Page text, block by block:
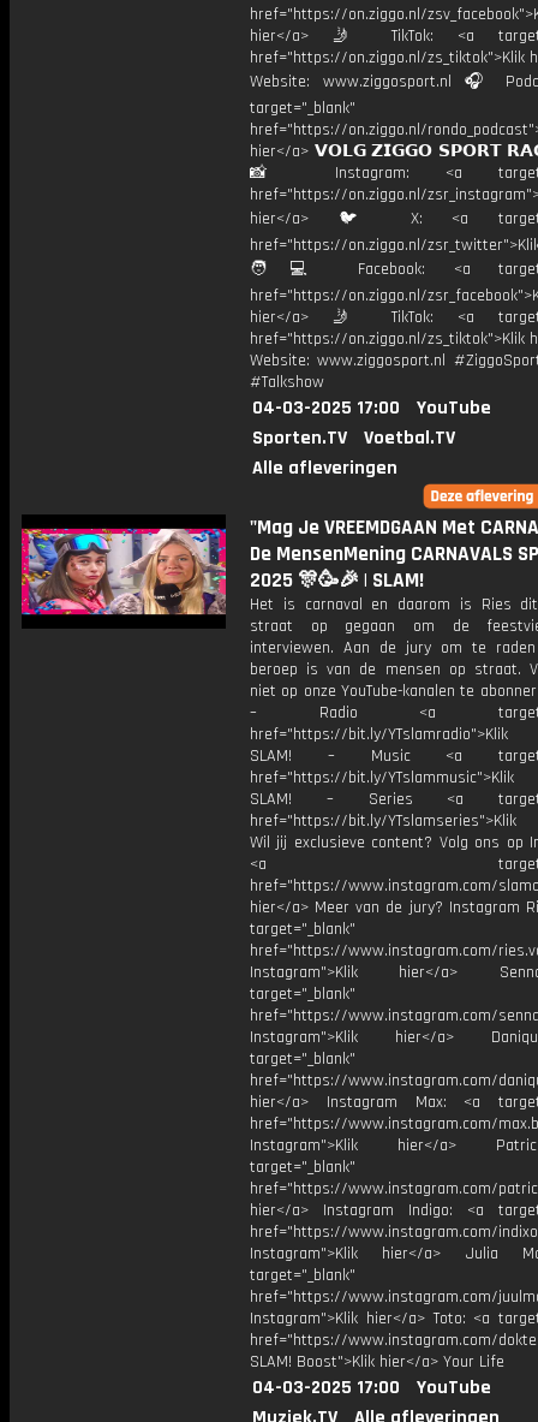
href="https://on.ziggo.nl/
hier</a> 🤳 TikTok: <a
href="https://on.ziggo.nl/zs_tiktok">Klik
Website: www.ziggosport.nl 🎧
target="_blank"
href="https://on.ziggo.nl/
hier</a> 𝗩𝗢𝗟𝗚 𝗭𝗜𝗚𝗚𝗢 𝗦𝗣𝗢𝗥𝗧
📸 Instagram: <a
href="https://on.ziggo.nl/
hier</a> 🐦 X: <a
href="https://on.ziggo.nl/
🧑💻 Facebook: <a
href="https://on.ziggo.nl/
hier</a> 🤳 TikTok: <a
href="https://on.ziggo.nl/zs_tiktok">Klik
Website: www.ziggosport.nl
#Talkshow
04-03-2025 17:00
YouTube
Sporten.TV
Voetbal.TV
Alle afleveringen
"Mag Je VREEMDGAAN Met
De MensenMening CARNAVALS
2025 🎊🥳🎉 | SLAM!
Het is carnaval en daarom is Ries
straat op gegaan om de
interviewen. Aan de jury om te
beroep is van de mensen op straat.
niet op onze YouTube-kanalen te
– Radio <a
href="https://bit.ly/
SLAM! – Music <a
href="https://bit.ly/
SLAM! – Series <a
href="https://bit.ly/
Wil jij exclusieve content? Volg ons op
<a
href="https://www.instagram.com/
hier</a> Meer van de jury? Instagram
target="_blank"
href="https://www.instagram.com/
Instagram">Klik hier</a>
target="_blank"
href="https://www.instagram.com/
Instagram">Klik hier</a>
target="_blank"
href="https://www.instagram.com/
hier</a> Instagram Max: <a
href="https://www.instagram.com/
Instagram">Klik hier</a>
target="_blank"
href="https://www.instagram.com/
hier</a> Instagram Indigo: <a
href="https://www.instagram.com/
Instagram">Klik hier</a> Julia
target="_blank"
href="https://www.instagram.com/
Instagram">Klik hier</a> Toto: <a
href="https://www.instagram.com/
SLAM! Boost">Klik hier</a> Your Life
04-03-2025 17:00
YouTube